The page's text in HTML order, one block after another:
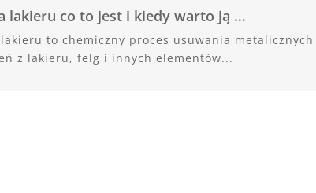
lakieru co to jest i kiedy warto ją …
to chemiczny proces usuwania metalicznych
z lakieru, felg i innych elementów...